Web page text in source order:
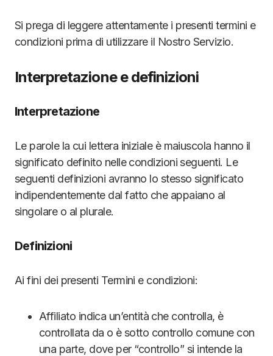
Si prega di leggere attentamente i presenti termini e
condizioni prima di utilizzare il Nostro Servizio.
Interpretazione e definizioni
Interpretazione
Le parole la cui lettera iniziale è maiuscola hanno il
significato definito nelle condizioni seguenti. Le
seguenti definizioni avranno lo stesso significato
indipendentemente dal fatto che appaiano al
singolare o al plurale.
Definizioni
Ai fini dei presenti Termini e condizioni:
Affiliato indica un’entità che controlla, è
controllata da o è sotto controllo comune con
una parte, dove per “controllo” si intende la